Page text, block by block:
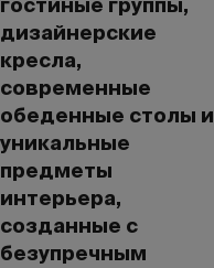
гостиные группы,
дизайнерские
кресла,
современные
обеденные столы и
уникальные
предметы
интерьера,
созданные с
безупречным